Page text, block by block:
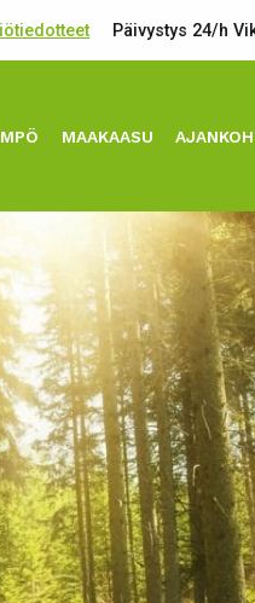
Päivystys 24/h
MAAKAASU